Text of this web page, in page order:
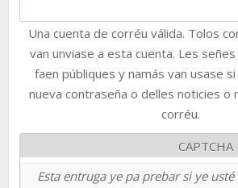
Una cuenta de corréu válida. Tolos
van unviase a esta cuenta. Les
faen públiques y namás van usase
nueva contraseña o delles noticies o
corréu.
CAPTCHA
Esta entruga ye pa prebar si ye